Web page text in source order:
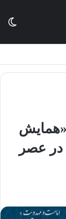
«همايش
در عصر